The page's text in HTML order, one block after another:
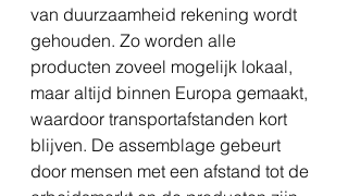
van duurzaamheid rekening wordt
gehouden. Zo worden alle
producten zoveel mogelijk lokaal,
maar altijd binnen Europa gemaakt,
waardoor transportafstanden kort
blijven. De assemblage gebeurt
door mensen met een afstand tot de